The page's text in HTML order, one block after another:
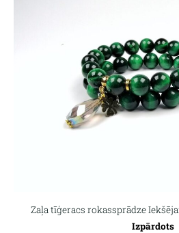
Zaļa tīģeracs rokassprādze
Izpārdots